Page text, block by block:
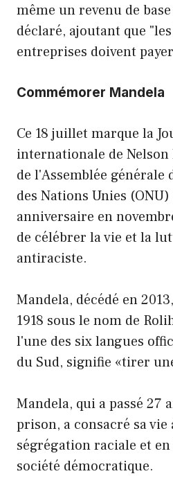
même un revenu de
déclaré, ajoutant que
entreprises doivent
Commémorer Mandela
Ce 18 juillet marque la
internationale de Nelson
de l'Assemblée
des Nations Unies
anniversaire en
de célébrer la vie et la
antiraciste.
Mandela, décédé en
1918 sous le nom de
l'une des six langues
du Sud, signifie «tirer
Mandela, qui a passé 27
prison, a consacré sa
ségrégation raciale et
société démocratique.